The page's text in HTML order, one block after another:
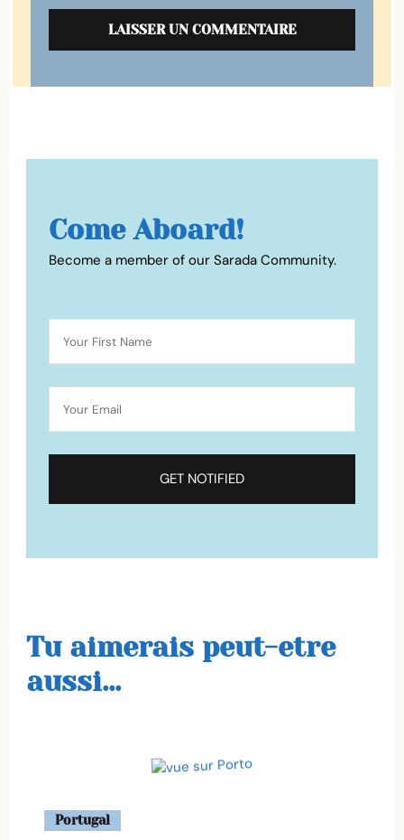
Come Aboard!
Become a member of our Sarada Community.
Tu aimerais peut-etre
aussi...
Portugal